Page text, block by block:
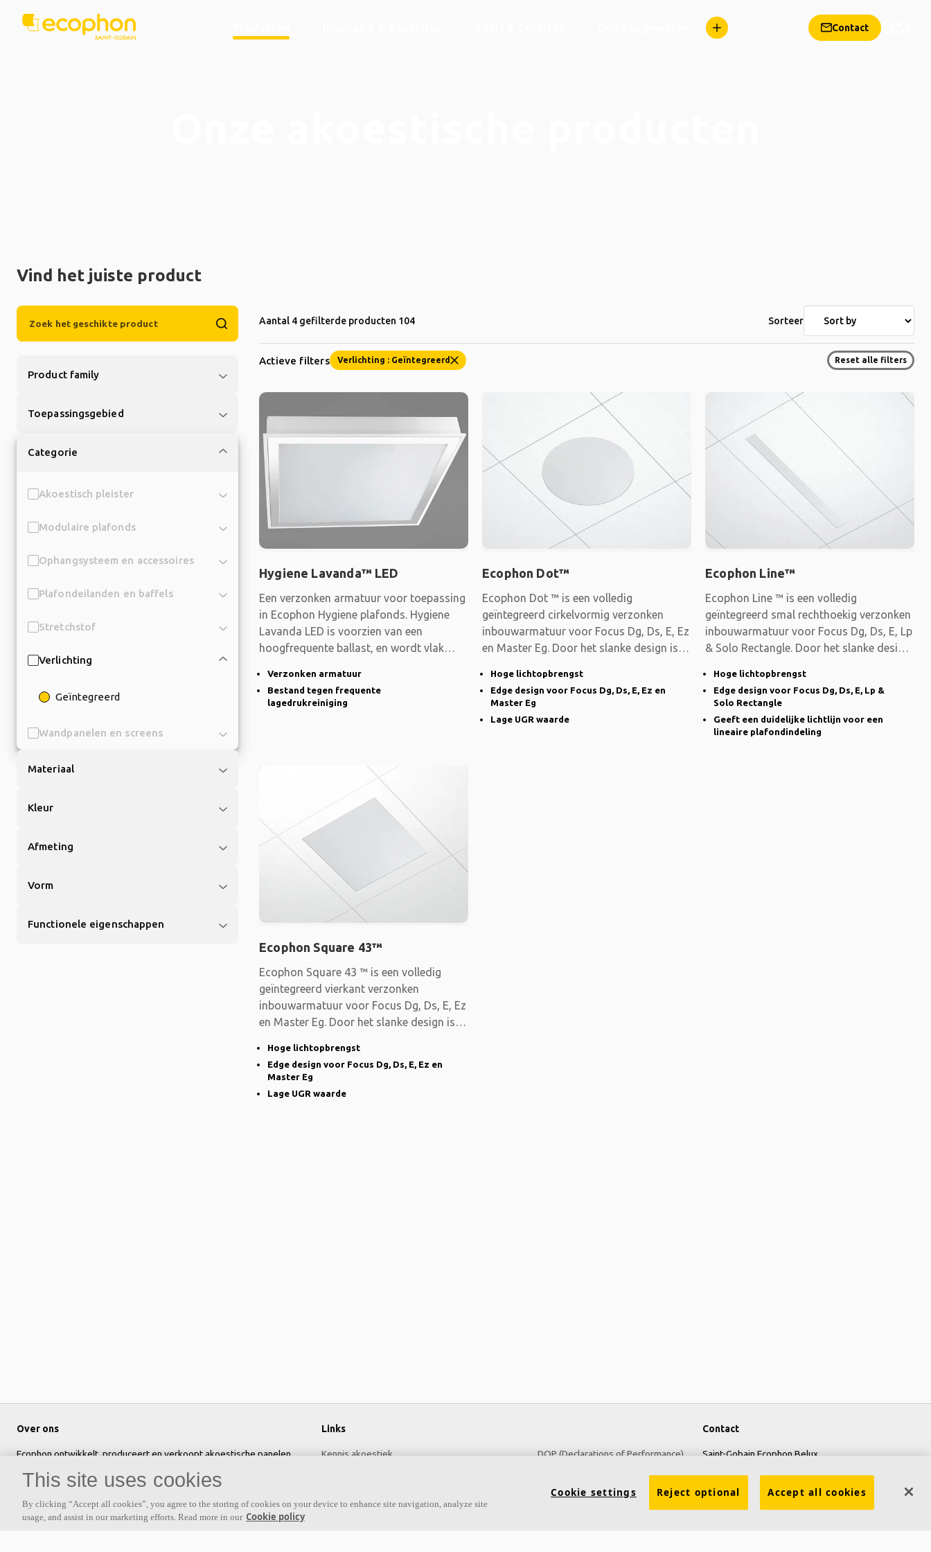
Contact
Vind het juiste product
Product family
Toepassingsgebied
Categorie
Akoestisch pleister
Modulaire plafonds
Ophangsysteem en accessoires
Plafondeilanden en baffels
Stretchstof
Verlichting
Geïntegreerd
Wandpanelen en screens
Materiaal
Kleur
Afmeting
Vorm
Functionele eigenschappen
Aantal 4 gefilterde producten 104 Sorteer
Actieve filters Verlichting : Geïntegreerd Reset alle filters
Hygiene Lavanda™ LED
Een verzonken armatuur voor toepassing
in Ecophon Hygiene plafonds. Hygiene
Lavanda LED is voorzien van een
hoogfrequente ballast, en wordt vlak
Verzonken armatuur
Bestand tegen frequente
lagedrukreiniging
Ecophon Dot™
Ecophon Dot ™ is een volledig
geïntegreerd cirkelvormig verzonken
inbouwarmatuur voor Focus Dg, Ds, E, Ez
en Master Eg. Door het slanke design is
Hoge lichtopbrengst
Edge design voor Focus Dg, Ds, E, Ez en
Master Eg
Lage UGR waarde
Ecophon Line™
Ecophon Line ™ is een volledig
geïntegreerd smal rechthoekig verzonken
inbouwarmatuur voor Focus Dg, Ds, E, Lp
& Solo Rectangle. Door het slanke design
Hoge lichtopbrengst
Edge design voor Focus Dg, Ds, E, Lp &
Solo Rectangle
Geeft een duidelijke lichtlijn voor een
lineaire plafondindeling
Ecophon Square 43™
Ecophon Square 43 ™ is een volledig
geïntegreerd vierkant verzonken
inbouwarmatuur voor Focus Dg, Ds, E, Ez
en Master Eg. Door het slanke design is
Hoge lichtopbrengst
Edge design voor Focus Dg, Ds, E, Ez en
Master Eg
Lage UGR waarde
Over ons
Ecophon ontwikkelt, produceert en verkoopt akoestische panelen,
baffles en plafondsystemen die bijdragen aan een goede
werkomgeving door het welzijn en de prestaties van mensen te
verbeteren.
Links
Kennis akoestiek
Producten
DOP (Declarations of Performance)
Contact
Saint-Gobain Ecophon Belux
6 Avenue Einstein
This site uses cookies
By clicking “Accept all cookies”, you agree to the storing of cookies on your device to enhance site navigation, analyze site
usage, and assist in our marketing efforts. Read more in our Cookie policy
Cookie settings Reject optional Accept all cookies